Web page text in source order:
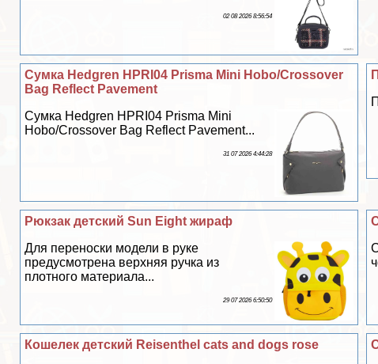
02 08 2026 8:56:54
Сумка Hedgren HPRI04 Prisma Mini Hobo/Crossover
Bag Reflect Pavement
Сумка Hedgren HPRI04 Prisma Mini
Hobo/Crossover Bag Reflect Pavement...
31 07 2026 4:44:28
Рюкзак детский Sun Eight жираф
Для переноски модели в руке
предусмотрена верхняя ручка из
плотного материала...
29 07 2026 6:50:50
Кошелек детский Reisenthel cats and dogs rose